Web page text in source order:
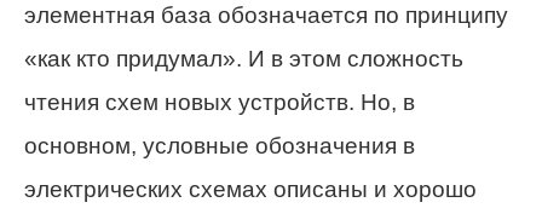
элементная база обозначается по принципу
«как кто придумал». И в этом сложность
чтения схем новых устройств. Но, в
основном, условные обозначения в
электрических схемах описаны и хорошо